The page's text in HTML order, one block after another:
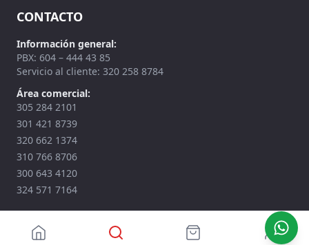
CONTACTO
Información general:
PBX: 604 – 444 43 85
Servicio al cliente: 320 258 8784
Área comercial:
305 284 2101
301 421 8739
320 662 1374
310 766 8706
300 643 4120
324 571 7164